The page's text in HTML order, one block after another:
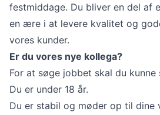
festmiddage. Du bliver en del af
en ære i at levere kvalitet og
vores kunder.
Er du vores nye kollega?
For at søge jobbet skal du kunne
Du er under 18 år.
Du er stabil og møder op til dine